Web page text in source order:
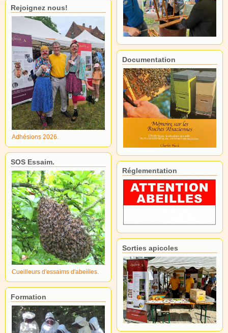
Rejoignez nous!
Adhésions 2026.
SOS Essaim.
Cueilleurs d'essaims d'abeilles.
Formation
Documentation
Réglementation
Sorties apicoles